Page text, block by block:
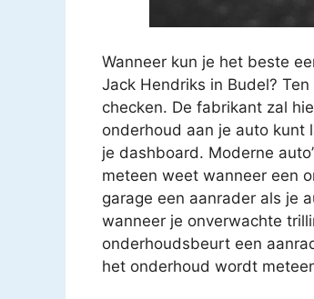
Wanneer kun je het beste
Jack Hendriks in Budel?
checken. De fabrikant zal
onderhoud aan je auto kunt
je dashboard. Moderne
meteen weet wanneer een
garage een aanrader als je
wanneer je onverwachte
onderhoudsbeurt een
het onderhoud wordt